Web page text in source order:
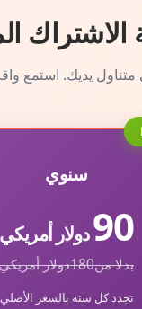
يديك. استمع
سنوي
90دولار أمريكي
بدلا من180دولار أمريكي
تجدد كل سنة بالسعر الأصلي